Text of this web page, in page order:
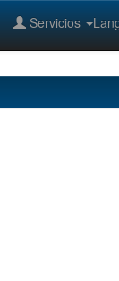
Servicios